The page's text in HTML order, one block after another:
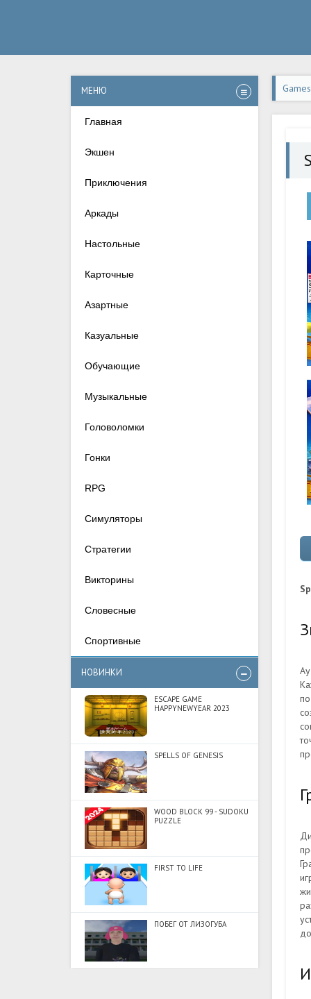
МЕНЮ
Главная
Экшен
Приключения
Аркады
Настольные
Карточные
Азартные
Казуальные
Обучающие
Музыкальные
Головоломки
Гонки
RPG
Симуляторы
Стратегии
Викторины
Словесные
Спортивные
НОВИНКИ
ESCAPE GAME
HAPPYNEWYEAR 2023
SPELLS OF GENESIS
WOOD BLOCK 99 - SUDOKU
PUZZLE
FIRST TO LIFE
ПОБЕГ ОТ ЛИЗОГУБА